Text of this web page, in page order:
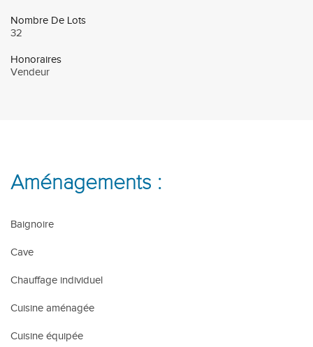
Nombre De Lots
32
Honoraires
Vendeur
Aménagements :
Baignoire
Cave
Chauffage individuel
Cuisine aménagée
Cuisine équipée